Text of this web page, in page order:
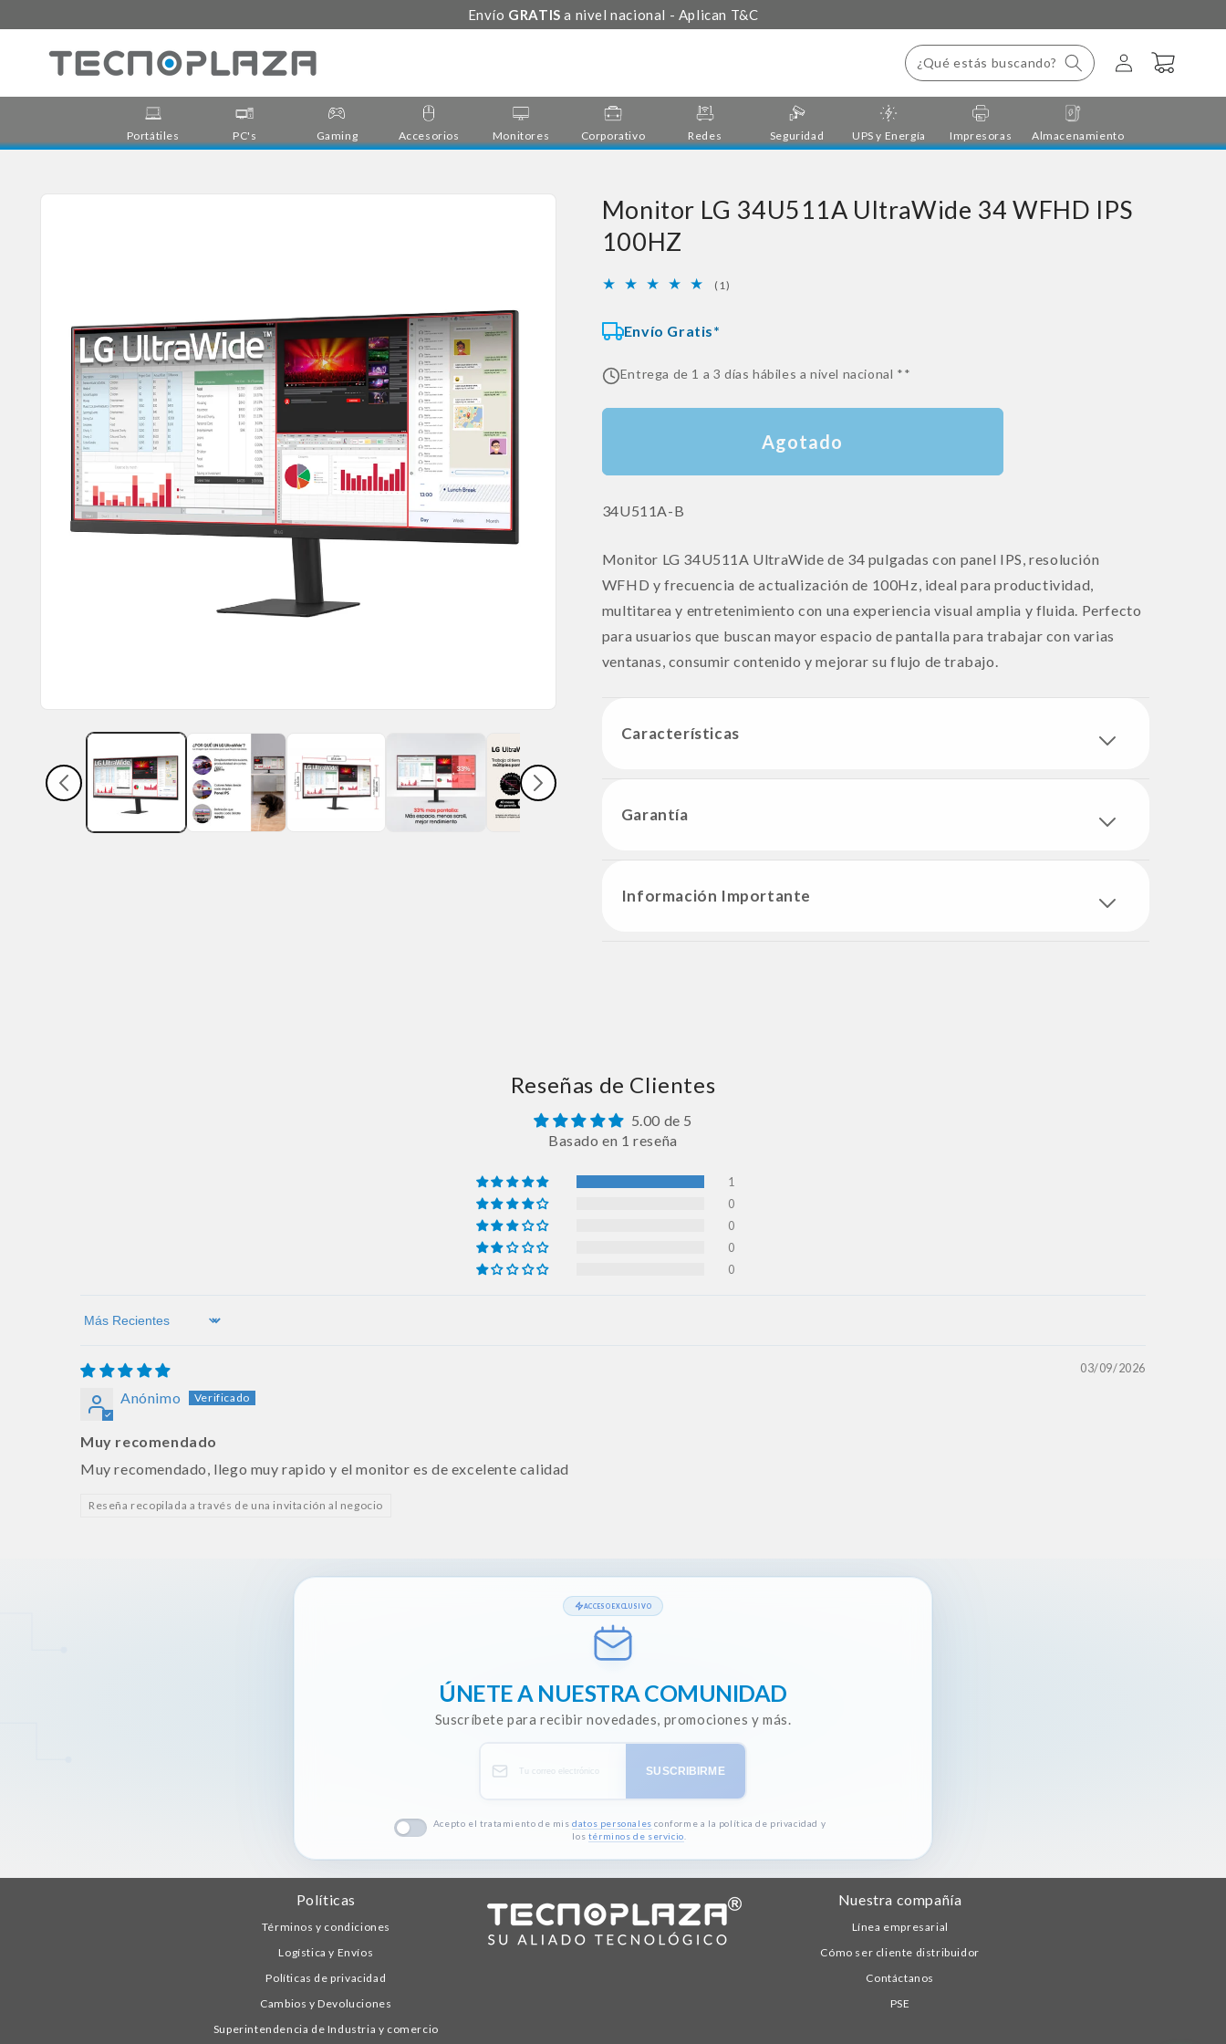
Envío GRATISa nivel nacional - Aplican T&C
¿Qué estás buscando?
Iniciar
sesión
Carrito
Portátiles PC's Gaming Accesorios Monitores Corporativo Redes Seguridad UPS y Energía Impresoras Almacenamiento
directamente
Monitor LG 34U511A UltraWide 34 WFHD IPS
100HZ
(1)
Envío Gratis*
Entrega de 1 a 3 días hábiles a nivel nacional **
Agotado
SKU:
34U511A-B
Monitor LG 34U511A UltraWide de 34 pulgadas con panel IPS, resolución
WFHD y frecuencia de actualización de 100Hz, ideal para productividad,
multitarea y entretenimiento con una experiencia visual amplia y fluida. Perfecto
para usuarios que buscan mayor espacio de pantalla para trabajar con varias
ventanas, consumir contenido y mejorar su flujo de trabajo.
Características
Garantía
Información Importante
Reseñas de Clientes
5.00 de 5
Basado en 1 reseña
1
0
0
0
0
Sort by
03/09/2026
Anónimo
Muy recomendado
Muy recomendado, llego muy rapido y el monitor es de excelente calidad
Reseña recopilada a través de una invitación al negocio
ACCESO EXCLUSIVO
ÚNETE A NUESTRA COMUNIDAD
Suscríbete para recibir novedades, promociones y más.
SUSCRIBIRME
Acepto el tratamiento de misdatos personales conforme a la política de privacidad y
los términos de servicio
Políticas
Términos y condiciones
Logística y Envíos
Políticas de privacidad
Cambios y Devoluciones
Superintendencia de Industria y comercio
Nuestra compañía
Línea empresarial
Cómo ser cliente distribuidor
Contáctanos
PSE